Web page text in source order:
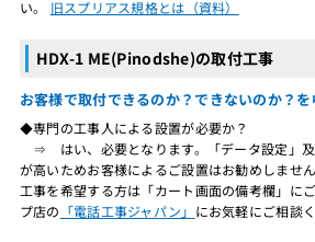
い。 旧スプリアス規格とは（資料）
HDX-1 ME(Pinodshe)の取付工事
お客様で取付できるのか？できないのか？
◆専門の工事人による設置が必要か？
⇒ はい、必要となります。「データ設定」及
が高いためお客様によるご設置はお勧めしません
工事を希望する方は「カート画面の備考欄」に
プ店の 「電話工事ジャパン」 にお気軽にご相談く